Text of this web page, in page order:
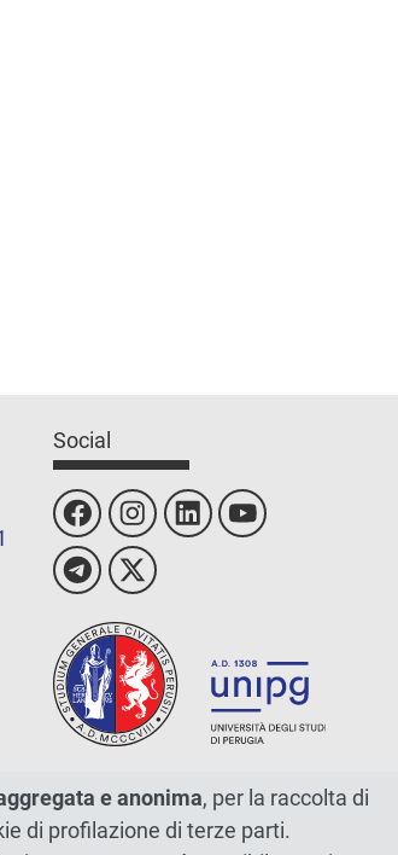
Social
e anonima, per la raccolta di
di profilazione di terze parti.